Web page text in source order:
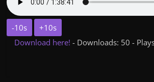
-10s
+10s
Download here!- Downloads: 50 -